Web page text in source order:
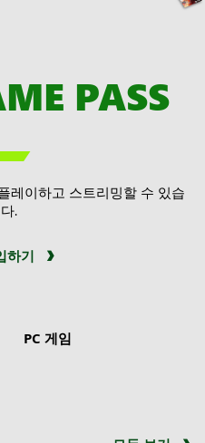
PASS
레이하고 스트리밍할 수 있습
.
하기
PC 게임